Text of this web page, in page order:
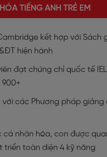
TIẾNG ANH TRẺ EM
kết hợp với Sách
hiện hành
đạt chứng chỉ quốc tế
900+
với các Phương pháp giảng
cá nhân hóa, con được
triển toàn diện 4 kỹ năng